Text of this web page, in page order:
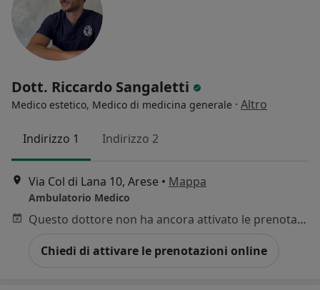
Dott. Riccardo Sangaletti
Medico estetico, Medico di medicina generale · Altro
Indirizzo 1 Indirizzo 2
Via Col di Lana 10, Arese • Mappa
Ambulatorio Medico
Questo dottore non ha ancora attivato le prenotazioni online presso questo indirizzo.
Chiedi di attivare le prenotazioni online